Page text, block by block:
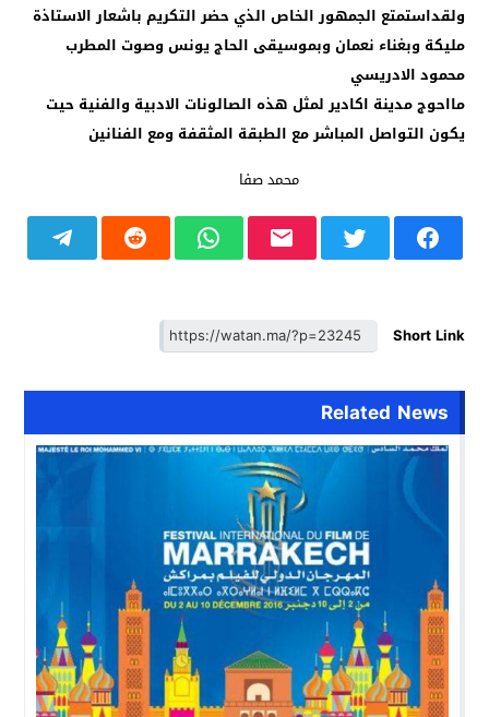
ولقداستمتع الجمهور الخاص الذي حضر التكريم باشعار الاستاذة
مليكة وبغناء نعمان وبموسيقى الحاج يونس وصوت المطرب
محمود الادريسي
مااحوج مدينة اكادير لمثل هذه الصالونات الادبية والفنية حيت
يكون التواصل المباشر مع الطبقة المثقفة ومع الفنانين
محمد صفا
Short Link
Related News